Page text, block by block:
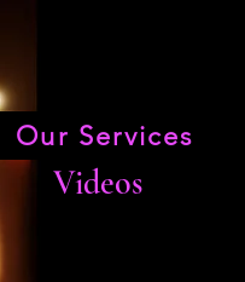
Our Services
Videos